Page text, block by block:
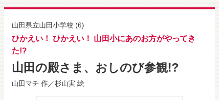
山田県立山田小学校 (6)
ひかえい！ ひかえい！ 山田小にあのお方がやってき
た!?
山田の殿さま、おしのび参観!?
山田マチ 作／杉山実 絵